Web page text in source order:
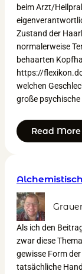
beim Arzt/
Zustand der
normalerweise
behaarten
https://
welchen
große
Read More
Als ich den
zwar diese
gewisse Form
tatsächliche